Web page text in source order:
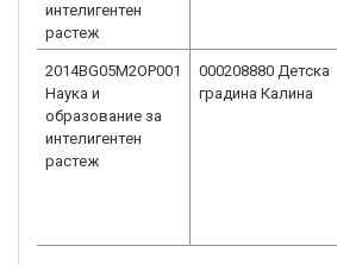
интелигентен
растеж
2014BG05M2OP001
Наука и
образование за
интелигентен
растеж
000208880 Детска
градина Калина